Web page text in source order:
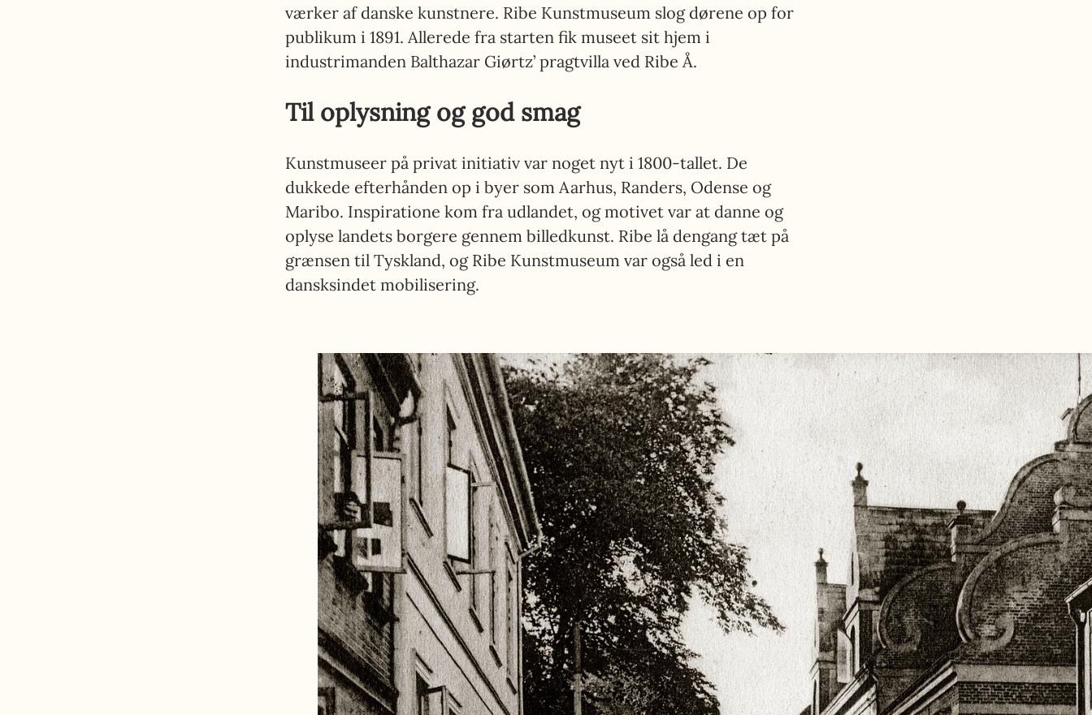
værker af danske kunstnere. Ribe Kunstmuseum slog dørene op for
publikum i 1891. Allerede fra starten fik museet sit hjem i
industrimanden Balthazar Giørtz’ pragtvilla ved Ribe Å.
Til oplysning og god smag
Kunstmuseer på privat initiativvar noget nyt i 1800-tallet. De
dukkede efterhånden op i byer som Aarhus, Randers, Odense og
Maribo. Inspiratione kom fra udlandet, og motivet var at danne og
oplyse landets borgere gennem billedkunst. Ribe lå dengang tæt på
grænsen til Tyskland, og Ribe Kunstmuseum var også led i en
dansksindet mobilisering.